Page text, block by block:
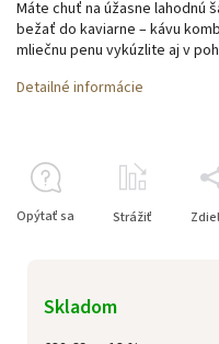
Skladom
Máte chuť na úžasne lahodnú
bežať do kaviarne – kávu
mliečnu penu vykúzlite aj v
Detailné informácie
Opýtať sa Strážiť